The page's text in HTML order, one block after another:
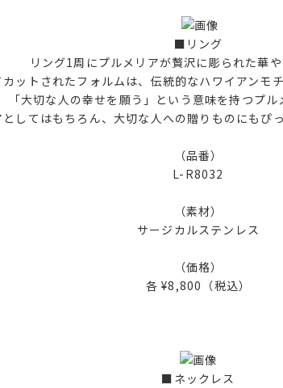
■リング
リング1周にプルメリアが贅沢に彫られた華や
ットされたフォルムは、伝統的なハワイアンモ
「大切な人の幸せを願う」という意味を持つプル
としてはもちろん、大切な人への贈りものにもぴ
（品番）
L-R8032
（素材）
サージカルステンレス
（価格）
各 ¥8,800（税込）
■ネックレス